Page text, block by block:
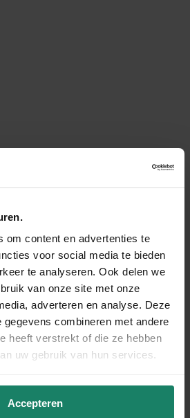
om content en advertenties te
voor social media te bieden
te analyseren. Ook delen we
van onze site met onze
adverteren en analyse. Deze
gegevens combineren met andere
heeft verstrekt of die ze hebben
uw gebruik van hun services.
Accepteren